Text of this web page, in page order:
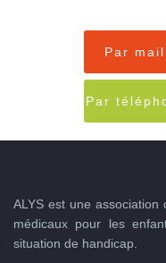
Par
Par
ALYS est une
médicaux pour les
situation de handicap.